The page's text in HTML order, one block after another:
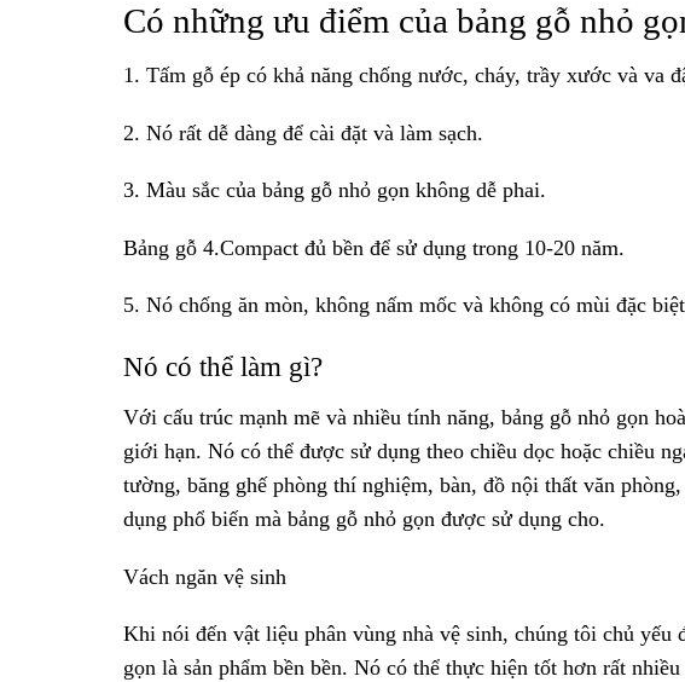
Có những ưu điểm của bảng gỗ nhỏ
1. Tấm gỗ ép có khả năng chống nước, cháy, trầy xước và va
2. Nó rất dễ dàng để cài đặt và làm sạch.
3. Màu sắc của bảng gỗ nhỏ gọn không dễ phai.
Bảng gỗ 4.Compact đủ bền để sử dụng trong 10-20 năm.
5. Nó chống ăn mòn, không nấm mốc và không có mùi đặc
Nó có thể làm gì?
Với cấu trúc mạnh mẽ và nhiều tính năng, bảng gỗ nhỏ gọn
giới hạn. Nó có thể được sử dụng theo chiều dọc hoặc chiều
tường, băng ghế phòng thí nghiệm, bàn, đồ nội thất văn
dụng phổ biến mà bảng gỗ nhỏ gọn được sử dụng cho.
Vách ngăn vệ sinh
Khi nói đến vật liệu phân vùng nhà vệ sinh, chúng tôi chủ yếu
gọn là sản phẩm bền bền. Nó có thể thực hiện tốt hơn rất